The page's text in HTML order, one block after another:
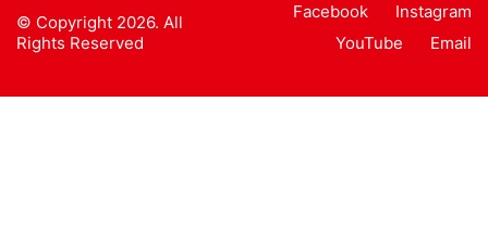
Facebook
Instagram
YouTube
Email
© Copyright 2026. All
Rights Reserved